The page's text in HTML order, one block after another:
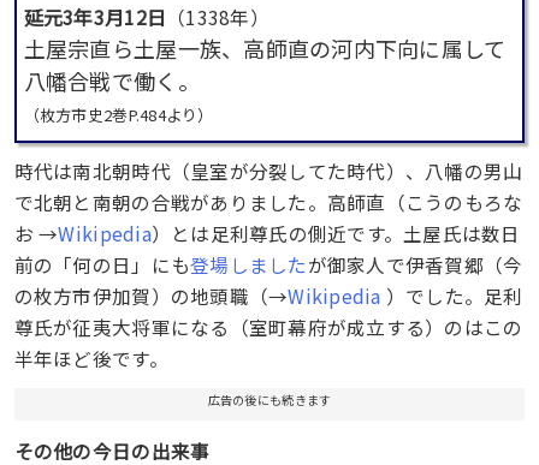
延元3年3月12日 （1338年）
土屋宗直ら土屋一族、高師直の河内下向に属して
八幡合戦で働く。
（枚方市史2巻P.484より）
時代は南北朝時代（皇室が分裂してた時代）、八幡の男山
で北朝と南朝の合戦がありました。高師直（こうのもろな
お →Wikipedia）とは足利尊氏の側近です。土屋氏は数日
前の「何の日」にも登場しましたが御家人で伊香賀郷（今
の枚方市伊加賀）の地頭職（→Wikipedia ）でした。足利
尊氏が征夷大将軍になる（室町幕府が成立する）のはこの
半年ほど後です。
広告の後にも続きます
その他の今日の出来事